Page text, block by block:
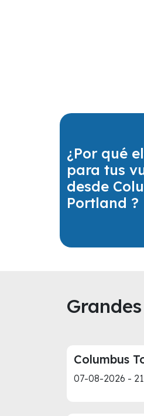
¿Por qué
para tus
desde
Portland ?
Columbus
07-08-2026 -